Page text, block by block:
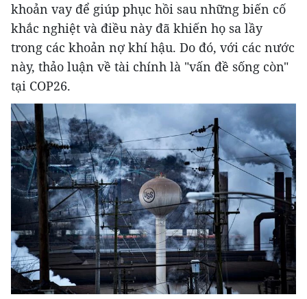
khoản vay để giúp phục hồi sau những biến cố
khắc nghiệt và điều này đã khiến họ sa lầy
trong các khoản nợ khí hậu. Do đó, với các nước
này, thảo luận về tài chính là "vấn đề sống còn"
tại COP26.